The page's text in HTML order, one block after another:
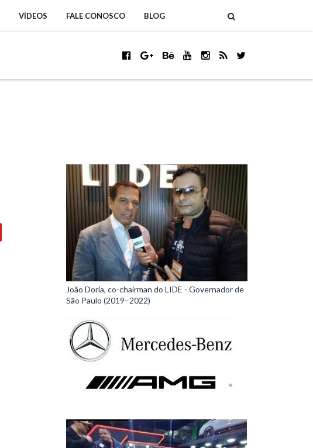
VÍDEOS FALE CONOSCO BLOG
João Doria, co-chairman do LIDE - Governador de
São Paulo (2019–2022)